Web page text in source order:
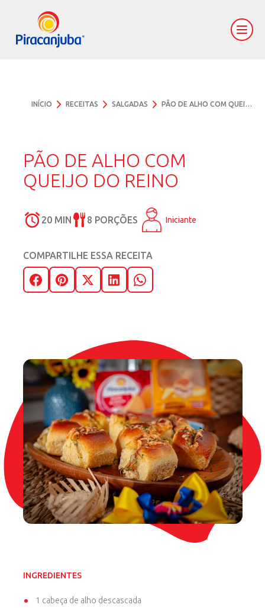
INÍCIO RECEITAS SALGADAS
PÃO DE ALHO COM
QUEIJO DO REINO
20 MIN 8 PORÇÕES Iniciante
COMPARTILHE ESSA RECEITA
INGREDIENTES
1 cabeça de alho descascada